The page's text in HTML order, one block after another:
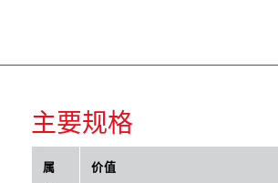
主要规格
属
价值